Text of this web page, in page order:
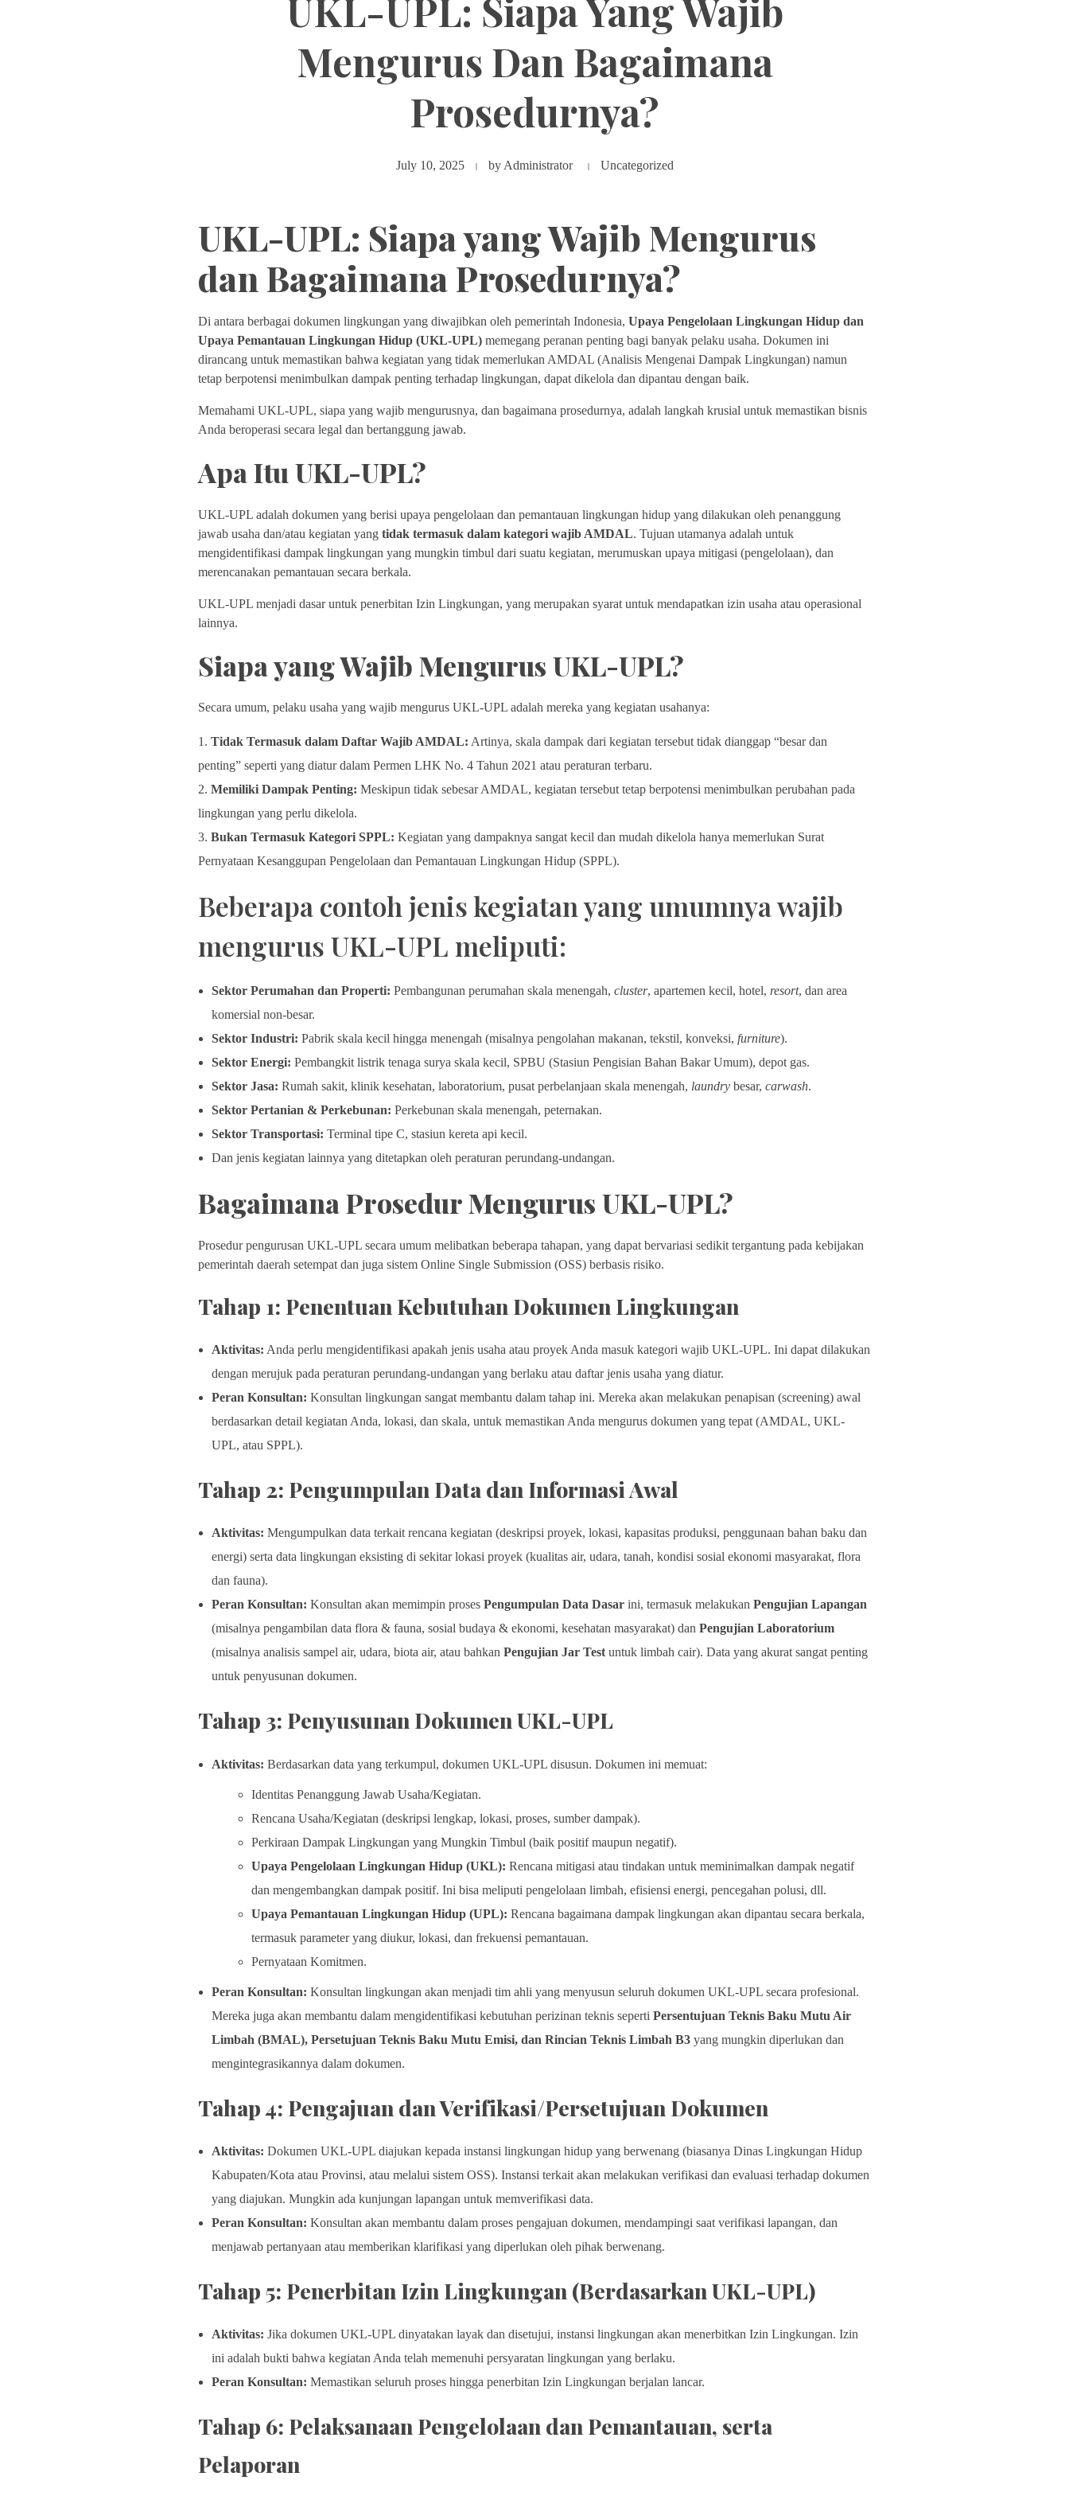
UKL-UPL: Siapa Yang Wajib
Mengurus Dan Bagaimana
Prosedurnya?
July 10, 2025 by Administrator Uncategorized
UKL-UPL: Siapa yang Wajib Mengurus
dan Bagaimana Prosedurnya?
Di antara berbagai dokumen lingkungan yang diwajibkan oleh pemerintah Indonesia, Upaya Pengelolaan Lingkungan Hidup dan
Upaya Pemantauan Lingkungan Hidup (UKL-UPL)memegang peranan penting bagi banyak pelaku usaha. Dokumen ini
dirancang untuk memastikan bahwa kegiatan yang tidak memerlukan AMDAL (Analisis Mengenai Dampak Lingkungan) namun
tetap berpotensi menimbulkan dampak penting terhadap lingkungan, dapat dikelola dan dipantau dengan baik.
Memahami UKL-UPL, siapa yang wajib mengurusnya, dan bagaimana prosedurnya, adalah langkah krusial untuk memastikan bisnis
Anda beroperasi secara legal dan bertanggung jawab.
Apa Itu UKL-UPL?
UKL-UPL adalah dokumen yang berisi upaya pengelolaan dan pemantauan lingkungan hidup yang dilakukan oleh penanggung
jawab usaha dan/atau kegiatan yang tidak termasuk dalam kategori wajib AMDAL. Tujuan utamanya adalah untuk
mengidentifikasi dampak lingkungan yang mungkin timbul dari suatu kegiatan, merumuskan upaya mitigasi (pengelolaan), dan
merencanakan pemantauan secara berkala.
UKL-UPL menjadi dasar untuk penerbitan Izin Lingkungan, yang merupakan syarat untuk mendapatkan izin usaha atau operasional
lainnya.
Siapa yang Wajib Mengurus UKL-UPL?
Secara umum, pelaku usaha yang wajib mengurus UKL-UPL adalah mereka yang kegiatan usahanya:
Tidak Termasuk dalam Daftar Wajib AMDAL: Artinya, skala dampak dari kegiatan tersebut tidak dianggap “besar dan
penting” seperti yang diatur dalam Permen LHK No. 4 Tahun 2021 atau peraturan terbaru.
Memiliki Dampak Penting: Meskipun tidak sebesar AMDAL, kegiatan tersebut tetap berpotensi menimbulkan perubahan pada
lingkungan yang perlu dikelola.
Bukan Termasuk Kategori SPPL: Kegiatan yang dampaknya sangat kecil dan mudah dikelola hanya memerlukan Surat
Pernyataan Kesanggupan Pengelolaan dan Pemantauan Lingkungan Hidup (SPPL).
Beberapa contoh jenis kegiatan yang umumnya wajib
mengurus UKL-UPL meliputi:
Sektor Perumahan dan Properti: Pembangunan perumahan skala menengah,cluster, apartemen kecil, hotel, resort, dan area
komersial non-besar.
Sektor Industri: Pabrik skala kecil hingga menengah (misalnya pengolahan makanan, tekstil, konveksi, furniture).
Sektor Energi: Pembangkit listrik tenaga surya skala kecil, SPBU (Stasiun Pengisian Bahan Bakar Umum), depot gas.
Sektor Jasa: Rumah sakit, klinik kesehatan, laboratorium, pusat perbelanjaan skala menengah, laundry besar,carwash.
Sektor Pertanian & Perkebunan: Perkebunan skala menengah, peternakan.
Sektor Transportasi: Terminal tipe C, stasiun kereta api kecil.
Dan jenis kegiatan lainnya yang ditetapkan oleh peraturan perundang-undangan.
Bagaimana Prosedur Mengurus UKL-UPL?
Prosedur pengurusan UKL-UPL secara umum melibatkan beberapa tahapan, yang dapat bervariasi sedikit tergantung pada kebijakan
pemerintah daerah setempat dan juga sistem Online Single Submission (OSS) berbasis risiko.
Tahap 1: Penentuan Kebutuhan Dokumen Lingkungan
Aktivitas: Anda perlu mengidentifikasi apakah jenis usaha atau proyek Anda masuk kategori wajib UKL-UPL. Ini dapat dilakukan
dengan merujuk pada peraturan perundang-undangan yang berlaku atau daftar jenis usaha yang diatur.
Peran Konsultan: Konsultan lingkungan sangat membantu dalam tahap ini. Mereka akan melakukan penapisan (screening) awal
berdasarkan detail kegiatan Anda, lokasi, dan skala, untuk memastikan Anda mengurus dokumen yang tepat (AMDAL, UKL-
UPL, atau SPPL).
Tahap 2: Pengumpulan Data dan Informasi Awal
Aktivitas: Mengumpulkan data terkait rencana kegiatan (deskripsi proyek, lokasi, kapasitas produksi, penggunaan bahan baku dan
energi) serta data lingkungan eksisting di sekitar lokasi proyek (kualitas air, udara, tanah, kondisi sosial ekonomi masyarakat, flora
dan fauna).
Peran Konsultan: Konsultan akan memimpin prosesPengumpulan Data Dasar ini, termasuk melakukanPengujian Lapangan
(misalnya pengambilan data flora & fauna, sosial budaya & ekonomi, kesehatan masyarakat) danPengujian Laboratorium
(misalnya analisis sampel air, udara, biota air, atau bahkanPengujian Jar Testuntuk limbah cair). Data yang akurat sangat penting
untuk penyusunan dokumen.
Tahap 3: Penyusunan Dokumen UKL-UPL
Aktivitas: Berdasarkan data yang terkumpul, dokumen UKL-UPL disusun. Dokumen ini memuat:
Identitas Penanggung Jawab Usaha/Kegiatan.
Rencana Usaha/Kegiatan (deskripsi lengkap, lokasi, proses, sumber dampak).
Perkiraan Dampak Lingkungan yang Mungkin Timbul (baik positif maupun negatif).
Upaya Pengelolaan Lingkungan Hidup (UKL): Rencana mitigasi atau tindakan untuk meminimalkan dampak negatif
dan mengembangkan dampak positif. Ini bisa meliputi pengelolaan limbah, efisiensi energi, pencegahan polusi, dll.
Upaya Pemantauan Lingkungan Hidup (UPL): Rencana bagaimana dampak lingkungan akan dipantau secara berkala,
termasuk parameter yang diukur, lokasi, dan frekuensi pemantauan.
Pernyataan Komitmen.
Peran Konsultan: Konsultan lingkungan akan menjadi tim ahli yang menyusun seluruh dokumen UKL-UPL secara profesional.
Mereka juga akan membantu dalam mengidentifikasi kebutuhan perizinan teknis sepertiPersentujuan Teknis Baku Mutu Air
Limbah (BMAL), Persetujuan Teknis Baku Mutu Emisi, dan Rincian Teknis Limbah B3 yang mungkin diperlukan dan
mengintegrasikannya dalam dokumen.
Tahap 4: Pengajuan dan Verifikasi/Persetujuan Dokumen
Aktivitas: Dokumen UKL-UPL diajukan kepada instansi lingkungan hidup yang berwenang (biasanya Dinas Lingkungan Hidup
Kabupaten/Kota atau Provinsi, atau melalui sistem OSS). Instansi terkait akan melakukan verifikasi dan evaluasi terhadap dokumen
yang diajukan. Mungkin ada kunjungan lapangan untuk memverifikasi data.
Peran Konsultan: Konsultan akan membantu dalam proses pengajuan dokumen, mendampingi saat verifikasi lapangan, dan
menjawab pertanyaan atau memberikan klarifikasi yang diperlukan oleh pihak berwenang.
Tahap 5: Penerbitan Izin Lingkungan (Berdasarkan UKL-UPL)
Aktivitas: Jika dokumen UKL-UPL dinyatakan layak dan disetujui, instansi lingkungan akan menerbitkan Izin Lingkungan. Izin
ini adalah bukti bahwa kegiatan Anda telah memenuhi persyaratan lingkungan yang berlaku.
Peran Konsultan: Memastikan seluruh proses hingga penerbitan Izin Lingkungan berjalan lancar.
Tahap 6: Pelaksanaan Pengelolaan dan Pemantauan, serta
Pelaporan